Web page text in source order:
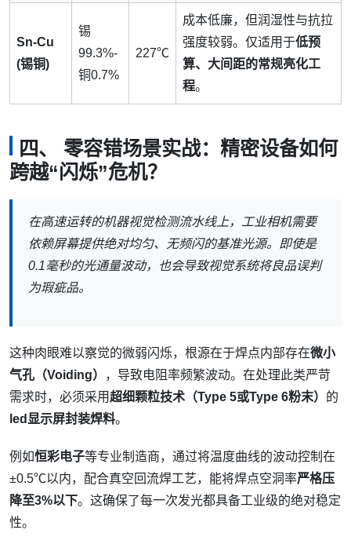
Sn-Cu
(锡铜)
锡
99.3%-
铜0.7%
227℃
成本低廉，但润湿性与抗拉
强度较弱。仅适用于低预
算、大间距的常规亮化工
程。
四、 零容错场景实战：精密设备如何
跨越“闪烁”危机？
在高速运转的机器视觉检测流水线上，工业相机需要
依赖屏幕提供绝对均匀、无频闪的基准光源。即使是
0.1毫秒的光通量波动，也会导致视觉系统将良品误判
为瑕疵品。
这种肉眼难以察觉的微弱闪烁，根源在于焊点内部存在微小
气孔（Voiding）
，导致电阻率频繁波动。在处理此类严苛
需求时，必须采用超细颗粒技术（Type 5或Type 6粉末） 的
led显示屏封装焊料。
例如恒彩电子等专业制造商，通过将温度曲线的波动控制在
±0.5℃以内，配合真空回流焊工艺，能将焊点空洞率严格压
降至3%以下。这确保了每一次发光都具备工业级的绝对稳定
性。